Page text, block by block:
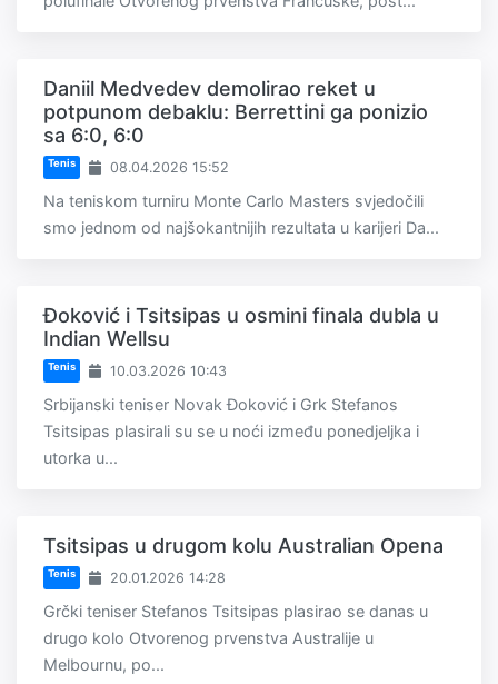
Daniil Medvedev demolirao reket u
potpunom debaklu: Berrettini ga ponizio
sa 6:0, 6:0
Tenis 08.04.2026 15:52
Na teniskom turniru Monte Carlo Masters svjedočili
smo jednom od najšokantnijih rezultata u karijeri Da...
Đoković i Tsitsipas u osmini finala dubla u
Indian Wellsu
Tenis 10.03.2026 10:43
Srbijanski teniser Novak Đoković i Grk Stefanos
Tsitsipas plasirali su se u noći između ponedjeljka i
utorka u...
Tsitsipas u drugom kolu Australian Opena
Tenis 20.01.2026 14:28
Grčki teniser Stefanos Tsitsipas plasirao se danas u
drugo kolo Otvorenog prvenstva Australije u
Melbournu, po...